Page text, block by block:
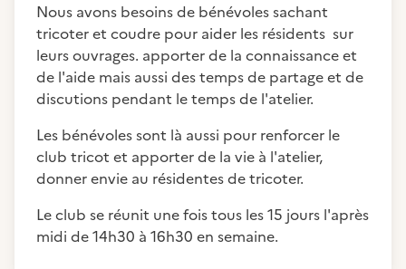
Nous avons besoins de bénévoles sachant
tricoter et coudre pour aider les résidents sur
leurs ouvrages. apporter de la connaissance et
de l'aide mais aussi des temps de partage et de
discutions pendant le temps de l'atelier.
Les bénévoles sont là aussi pour renforcer le
club tricot et apporter de la vie à l'atelier,
donner envie au résidentes de tricoter.
Le club se réunit une fois tous les 15 jours l'après
midi de 14h30 à 16h30 en semaine.